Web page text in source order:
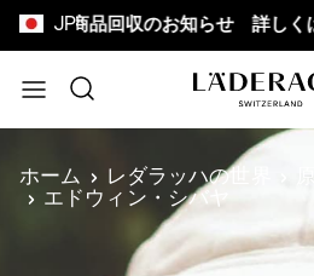
JP
品回収のお知らせ 詳しくは こちら
検索
ホーム レダラッハの世界
エドウィン・シバヤ